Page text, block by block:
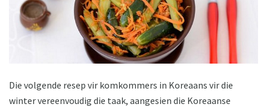
Die volgende resep vir komkommers in Koreaans vir die
winter vereenvoudig die taak, aangesien die Koreaanse